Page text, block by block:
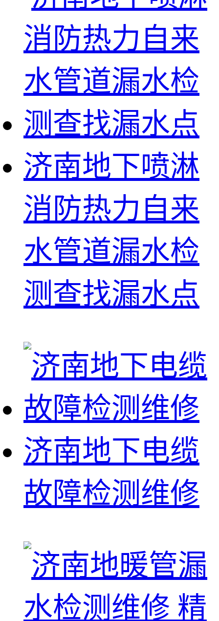
济南地下喷淋
消防热力自来
水管道漏水检
测查找漏水点
济南地下电缆
故障检测维修